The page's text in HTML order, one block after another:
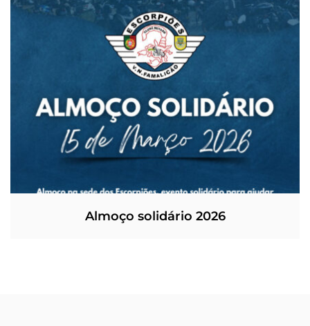
Almoço solidário 2026